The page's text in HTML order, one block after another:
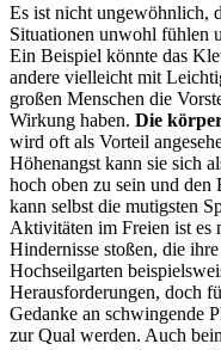
Es ist nicht ungewöhnlich,
Situationen unwohl fühlen
Ein Beispiel könnte das
andere vielleicht mit
großen Menschen die
Wirkung haben. Die
wird oft als Vorteil
Höhenangst kann sie sich
hoch oben zu sein und den
kann selbst die mutigsten
Aktivitäten im Freien ist es
Hindernisse stoßen, die
Hochseilgarten
Herausforderungen, doch
Gedanke an schwingende
zur Qual werden. Auch